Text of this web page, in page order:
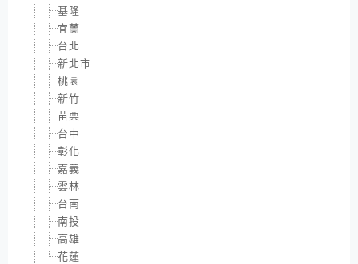
基隆
宜蘭
台北
新北市
桃園
新竹
苗栗
台中
彰化
嘉義
雲林
台南
南投
高雄
花蓮